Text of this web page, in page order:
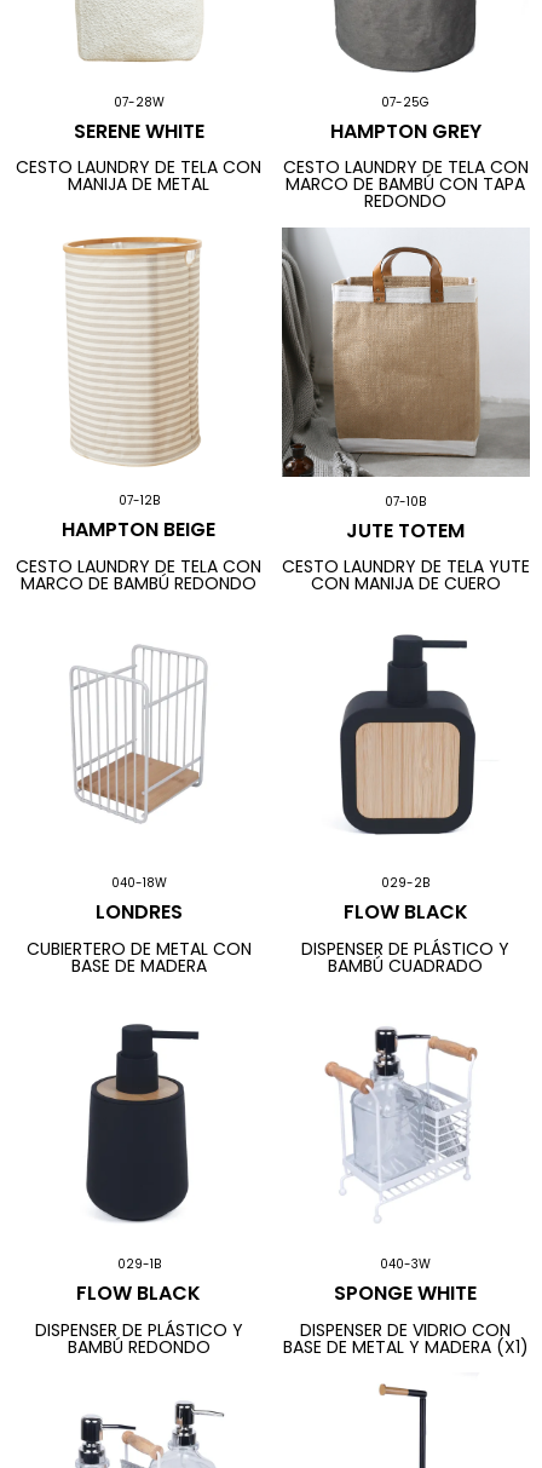
07-28W
SERENE WHITE
CESTO LAUNDRY DE TELA CON
MANIJA DE METAL
07-25G
HAMPTON GREY
CESTO LAUNDRY DE TELA CON
MARCO DE BAMBÚ CON TAPA
REDONDO
07-12B
HAMPTON BEIGE
CESTO LAUNDRY DE TELA CON
MARCO DE BAMBÚ REDONDO
07-10B
JUTE TOTEM
CESTO LAUNDRY DE TELA YUTE
CON MANIJA DE CUERO
040-18W
LONDRES
CUBIERTERO DE METAL CON
BASE DE MADERA
029-2B
FLOW BLACK
DISPENSER DE PLÁSTICO Y
BAMBÚ CUADRADO
029-1B
FLOW BLACK
DISPENSER DE PLÁSTICO Y
BAMBÚ REDONDO
040-3W
SPONGE WHITE
DISPENSER DE VIDRIO CON
BASE DE METAL Y MADERA (X1)